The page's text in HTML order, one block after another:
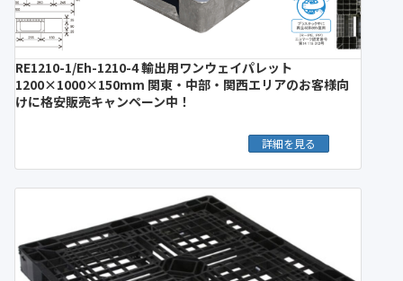
RE1210-1/Eh-1210-4 輸出用ワンウェイパレット
1200×1000×150mm 関東・中部・関西エリアのお客様向
けに格安販売キャンペーン中！
詳細を見る